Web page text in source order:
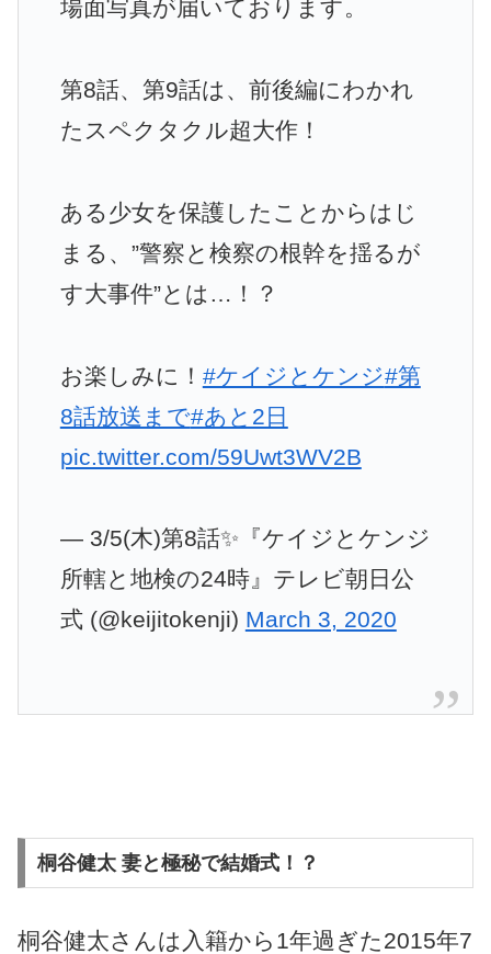
場面写真が届いております。
第8話、第9話は、前後編にわかれ
たスペクタクル超大作！
ある少女を保護したことからはじ
まる、”警察と検察の根幹を揺るが
す大事件”とは…！？
お楽しみに！ #ケイジとケンジ#第
8話放送まで#あと2日
pic.twitter.com/59Uwt3WV2B
— 3/5(木)第8話✨『ケイジとケンジ
所轄と地検の24時』テレビ朝日公
式 (@keijitokenji) March 3, 2020
桐谷健太 妻と極秘で結婚式！？
桐谷健太さんは入籍から1年過ぎた2015年7